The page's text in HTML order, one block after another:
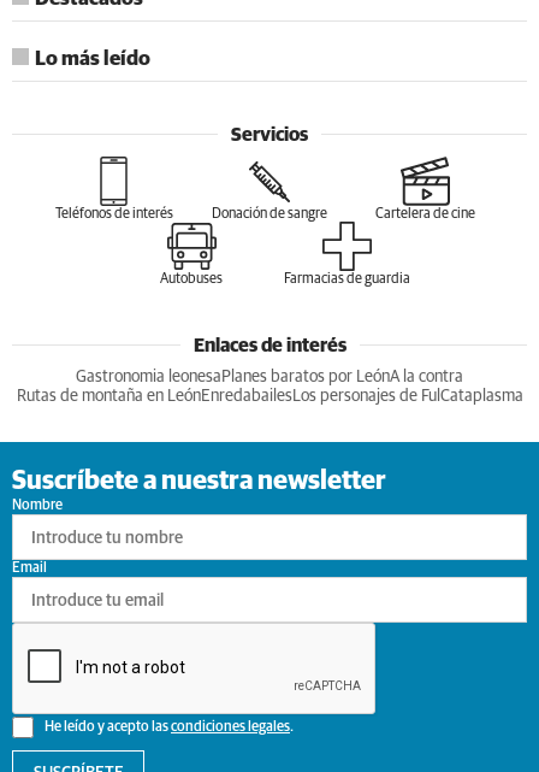
Lo más leído
Servicios
Teléfonos de interés Donación de sangre Cartelera de cine
Autobuses Farmacias de guardia
Enlaces de interés
Gastronomia leonesa Planes baratos por LeónA la contra
Rutas de montaña en LeónEnredabailesLos personajes de Ful Cataplasma
Suscríbete a nuestra newsletter
Nombre
He leído y acepto lascondiciones legales.
Email